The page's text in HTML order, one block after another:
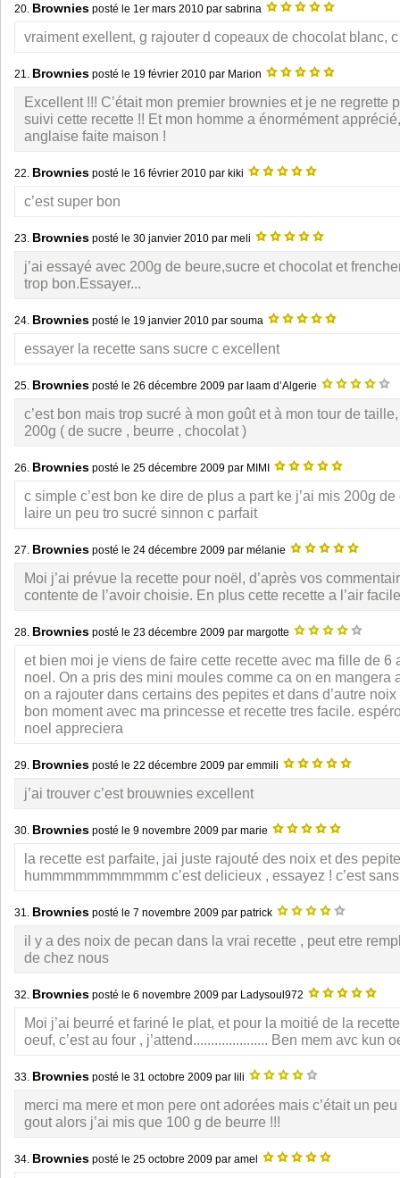
20. Brownies posté le 1er mars 2010 par sabrina
vraiment exellent, g rajouter d copeaux de chocolat blanc,
21. Brownies posté le 19 février 2010 par Marion
Excellent !!! C’était mon premier brownies et je ne regrette
suivi cette recette !! Et mon homme a énormément
anglaise faite maison !
22. Brownies posté le 16 février 2010 par kiki
c’est super bon
23. Brownies posté le 30 janvier 2010 par meli
j’ai essayé avec 200g de beure,sucre et chocolat et
trop bon.Essayer...
24. Brownies posté le 19 janvier 2010 par souma
essayer la recette sans sucre c excellent
25. Brownies posté le 26 décembre 2009 par laam d’Algerie
c’est bon mais trop sucré à mon goût et à mon tour de
200g ( de sucre , beurre , chocolat )
26. Brownies posté le 25 décembre 2009 par MIMI
c simple c’est bon ke dire de plus a part ke j’ai mis 200g
laire un peu tro sucré sinnon c parfait
27. Brownies posté le 24 décembre 2009 par mélanie
Moi j’ai prévue la recette pour noël, d’après vos
contente de l’avoir choisie. En plus cette recette a l’air
28. Brownies posté le 23 décembre 2009 par margotte
et bien moi je viens de faire cette recette avec ma fille de 6
noel. On a pris des mini moules comme ca on en mangera
on a rajouter dans certains des pepites et dans d’autre
bon moment avec ma princesse et recette tres facile.
noel appreciera
29. Brownies posté le 22 décembre 2009 par emmili
j’ai trouver c’est brouwnies excellent
30. Brownies posté le 9 novembre 2009 par marie
la recette est parfaite, jai juste rajouté des noix et des
hummmmmmmmmmm c’est delicieux , essayez ! c’est
31. Brownies posté le 7 novembre 2009 par patrick
il y a des noix de pecan dans la vrai recette , peut etre
de chez nous
32. Brownies posté le 6 novembre 2009 par Ladysoul972
Moi j’ai beurré et fariné le plat, et pour la moitié de la recette
oeuf, c’est au four , j’attend..................... Ben mem avc kun
33. Brownies posté le 31 octobre 2009 par lili
merci ma mere et mon pere ont adorées mais c’était un
gout alors j’ai mis que 100 g de beurre !!!
34. Brownies posté le 25 octobre 2009 par amel